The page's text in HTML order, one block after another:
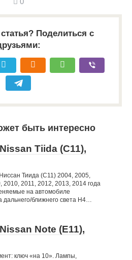
Поделиться с
быть интересно
Tiida (C11),
Тиида (C11) 2004, 2005,
2010, 2011, 2012, 2013, 2014 года
на автомобиле
дальнего/ближнего света Н4…
Note (E11),
ключ «на 10». Лампы,